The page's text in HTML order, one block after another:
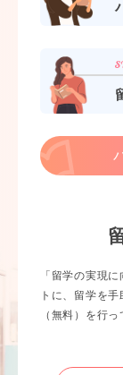
「留学の実現
トに、留学を
（無料）を行っ